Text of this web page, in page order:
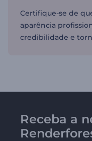
Certifique-se de
aparência
credibilidade e
Receba a